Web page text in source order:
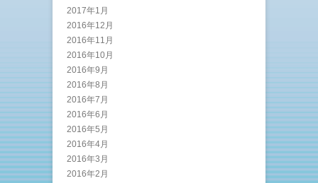
2017年1月
2016年12月
2016年11月
2016年10月
2016年9月
2016年8月
2016年7月
2016年6月
2016年5月
2016年4月
2016年3月
2016年2月